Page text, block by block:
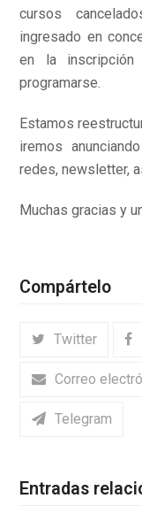
cursos
ingresado en
en la
programarse.
Estamos
iremos
redes, newsletter,
Muchas gracias y
Compártelo
Twitter
Correo
Telegram
Entradas